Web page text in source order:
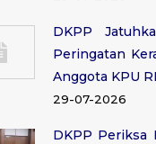
DKPP
Peringatan
Anggota KPU RI
29-07-2026
DKPP Periksa